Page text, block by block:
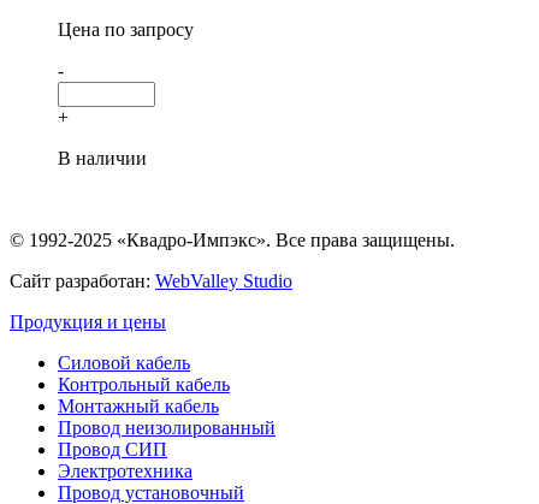
Цена по запросу
-
+
В наличии
© 1992-2025 «Квадро-Импэкс». Все права защищены.
Сайт разработан: WebValley Studio
Продукция и цены
Силовой кабель
Контрольный кабель
Монтажный кабель
Провод неизолированный
Провод СИП
Электротехника
Провод установочный